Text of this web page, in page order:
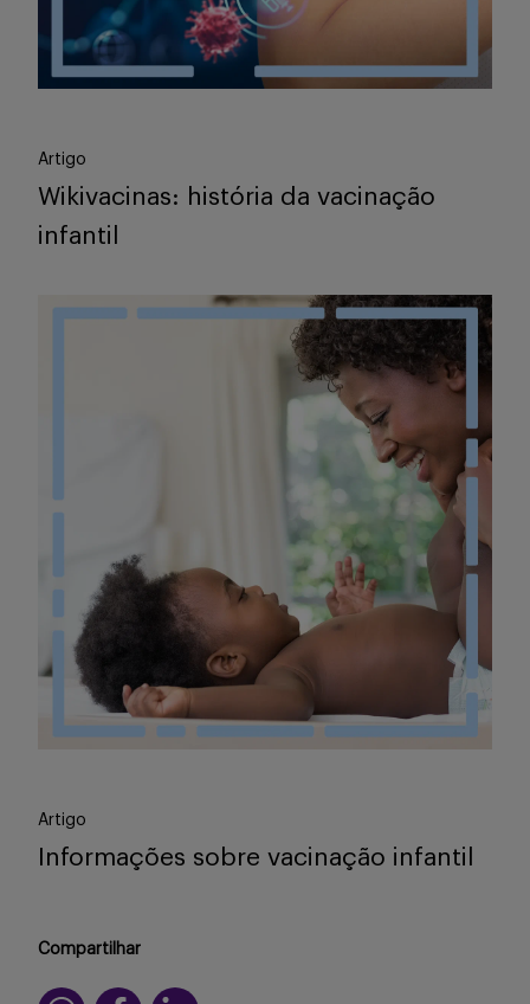
Artigo
Wikivacinas: história da vacinação
infantil
Artigo
Informações sobre vacinação infantil
Compartilhar